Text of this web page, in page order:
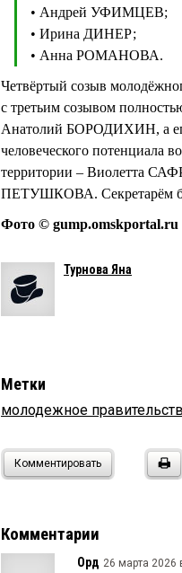
• Андрей УФИМЦЕВ;
• Ирина ДИНЕР;
• Анна РОМАНОВА.
Четвёртый созыв
с третьим созывом
Анатолий БОРОДИХИН, а
человеческого потенциала
территории – Виолетта
ПЕТУШКОВА. Секретарём
Фото © gump.omskportal.ru
Турнова Яна
Метки
молодежное
Комментировать
Комментарии
Орд 26 марта 2026